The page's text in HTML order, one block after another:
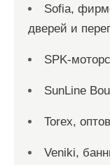
Sofia,
дверей и
SPK-моторс
SunLine
Torex,
Veniki,